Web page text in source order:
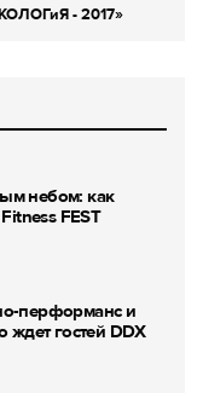
- 2017»
небом: как
FEST
перформанс и
ждет гостей DDX